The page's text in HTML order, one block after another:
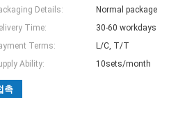
Details:
Normal package
Time:
30-60 workdays
Terms:
L/C, T/T
Ability:
10sets/month
촉